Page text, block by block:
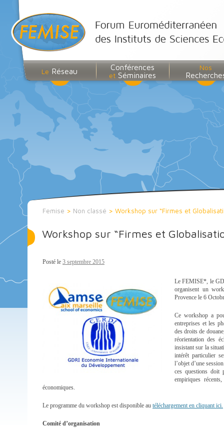
Le Réseau Conférences
et Séminaires
Nos
Femise > Non classé > Workshop sur “Firmes et
Workshop sur “Firmes et
Posté le 3 septembre 2015
Le FEMISE*, le
organisent un
Provence le 6
Ce workshop a
entreprises et les
des droits de
réorientation des
insistant sur la
intérêt particulier
l’objet d’une
ces questions doit
empiriques
économiques.
Le programme du workshop est disponible au téléchargement en cliquant ici.
Comité d’organisation